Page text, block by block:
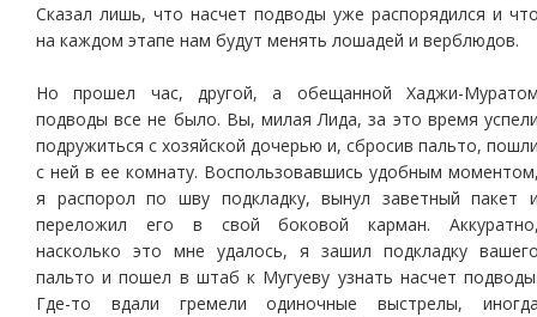
Сказал лишь, что насчет подводы уже распорядился и
на каждом этапе нам будут менять лошадей и верблюдов.
Но прошел час, другой, а обещанной Хаджи-
подводы все не было. Вы, милая Лида, за это время
подружиться с хозяйской дочерью и, сбросив пальто,
с ней в ее комнату. Воспользовавшись удобным
я распорол по шву подкладку, вынул заветный пакет
переложил его в свой боковой карман.
насколько это мне удалось, я зашил подкладку
пальто и пошел в штаб к Мугуеву узнать насчет
Где-то вдали гремели одиночные выстрелы,